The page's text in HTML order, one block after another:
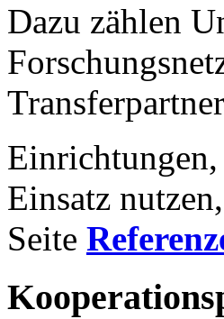
Dazu zählen
Einsatz
Seite